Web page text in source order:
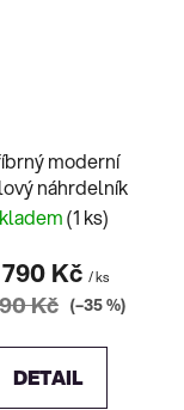
moderní
náhrdelník
(1 ks)
790 Kč / ks
Kč (–35 %)
DETAIL